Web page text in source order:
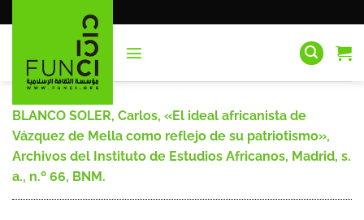
al
BLANCO SOLER, Carlos, «El ideal africanista de
Vázquez de Mella como reflejo de su patriotismo»,
Archivos del Instituto de Estudios Africanos, Madrid, s.
a., n.º 66, BNM.